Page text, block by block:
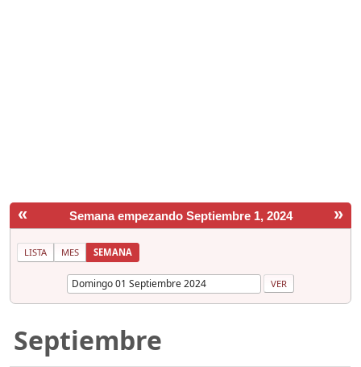
« »
Semana empezando Septiembre 1, 2024
LISTA MES SEMANA
Septiembre